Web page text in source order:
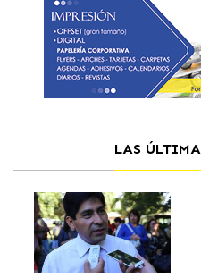
LAS